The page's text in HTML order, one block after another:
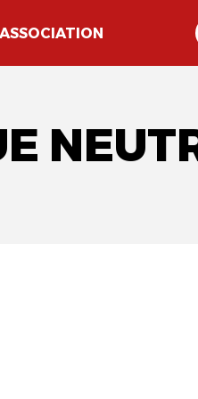
ASSOCIATION